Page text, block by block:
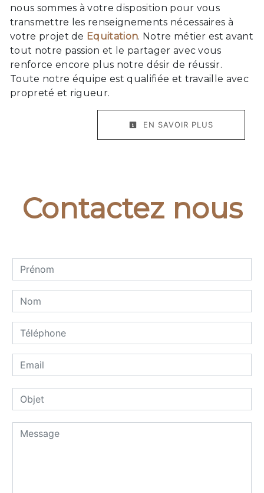
nous sommes à votre disposition pour vous
transmettre les renseignements nécessaires à
votre projet de Equitation. Notre métier est avant
tout notre passion et le partager avec vous
renforce encore plus notre désir de réussir.
Toute notre équipe est qualifiée et travaille avec
propreté et rigueur.
EN SAVOIR PLUS
Contactez nous